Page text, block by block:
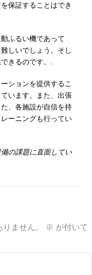
保証することはでき
ふるい機であって
しいでしょう。そし
きるのです。.
ションを提供するこ
います。また、出張
、各施設が自信を持
ーニングも行ってい
の課題に直面してい
ません。 ※ が付いて